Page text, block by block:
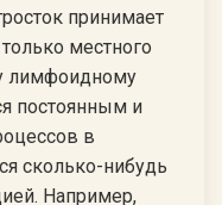
принимает
местного
лимфоидному
постоянным и
в
сколько-нибудь
Например,